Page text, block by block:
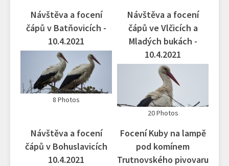
Návštěva a focení
čápů v Batňovicích -
10.4.2021
8 Photos
Návštěva a focení
čápů ve Vlčicích a
Mladých bukách -
10.4.2021
20 Photos
Návštěva a focení
čápů v Bohuslavicích
10.4.2021
Focení Kuby na lampě
pod komínem
Trutnovského pivovaru